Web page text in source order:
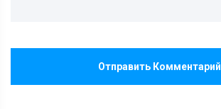
Отправить Комментарий